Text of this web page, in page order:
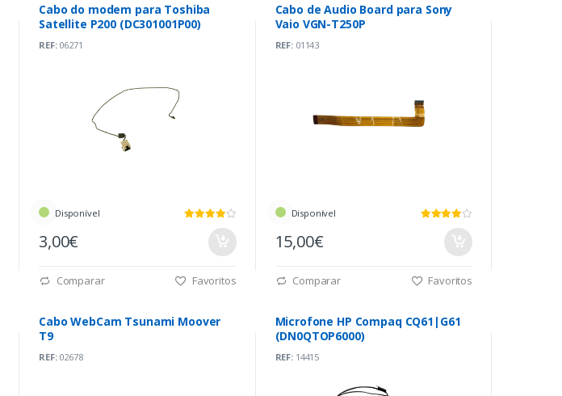
Cabo do modem para Toshiba
Satellite P200 (DC301001P00)
REF:06271
Disponível
3,00€
Comparar Favoritos
Cabo de Audio Board para Sony
Vaio VGN-T250P
REF:01143
Disponível
15,00€
Comparar Favoritos
Cabo WebCam Tsunami Moover
T9
REF:02678
Microfone HP Compaq CQ61|G61
(DN0QTOP6000)
REF:14415